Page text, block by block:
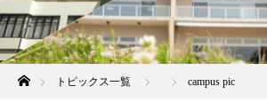
ホームトピックス一覧 campus pic